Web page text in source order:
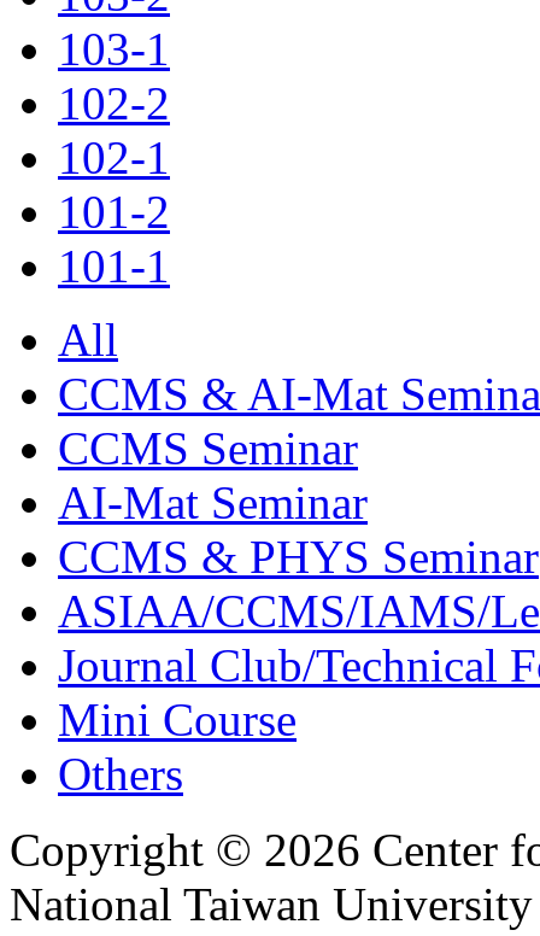
103-1
102-2
102-1
101-2
101-1
All
CCMS & AI-Mat
CCMS Seminar
AI-Mat Seminar
CCMS & PHYS Seminar
ASIAA/CCMS/IAMS/
Journal Club/Technical
Mini Course
Others
Copyright © 2026 Center
National Taiwan University